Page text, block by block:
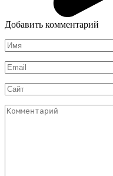
Добавить комментарий
Имя
*
Email
*
Сайт
Комментарий